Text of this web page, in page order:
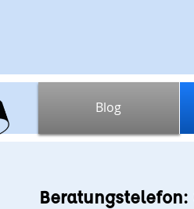
Blog
Beratungstelefon: